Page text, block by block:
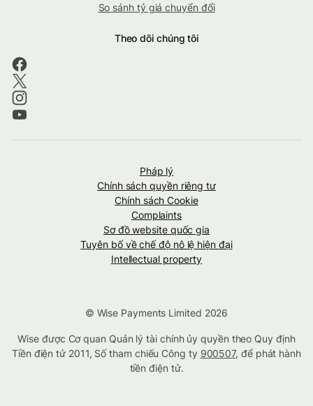
So sánh tỷ giá chuyển đổi
Theo dõi chúng tôi
Pháp lý
Chính sách quyền riêng tư
Chính sách Cookie
Complaints
Sơ đồ website quốc gia
Tuyên bố về chế độ nô lệ hiện đại
Intellectual property
© Wise Payments Limited 2026
Wise được Cơ quan Quản lý tài chính ủy quyền theo Quy định
Tiền điện tử 2011, Số tham chiếu Công ty 900507, để phát hành
tiền điện tử.